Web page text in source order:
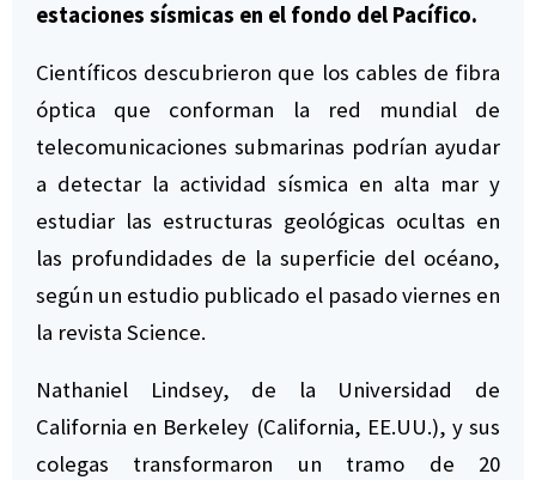
estaciones sísmicas en el fondo del Pacífico.
Científicos descubrieron que los cables de fibra
óptica que conforman la red mundial de
telecomunicaciones submarinas podrían ayudar
a detectar la actividad sísmica en alta mar y
estudiar las estructuras geológicas ocultas en
las profundidades de la superficie del océano,
según un estudio publicado el pasado viernes en
la revista Science.
Nathaniel Lindsey, de la Universidad de
California en Berkeley (California, EE.UU.), y sus
colegas transformaron un tramo de 20